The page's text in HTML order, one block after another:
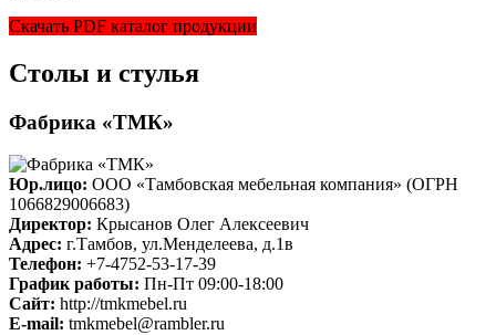
Скачать PDF каталог продукции
Столы и стулья
Фабрика «ТМК»
Юр.лицо: ООО «Тамбовская мебельная компания» (ОГРН
1066829006683)
Директор: Крысанов Олег Алексеевич
Адрес: г.Тамбов, ул.Менделеева, д.1в
Телефон: +7-4752-53-17-39
График работы: Пн-Пт 09:00-18:00
Cайт: http://tmkmebel.ru
E-mail: tmkmebel@rambler.ru